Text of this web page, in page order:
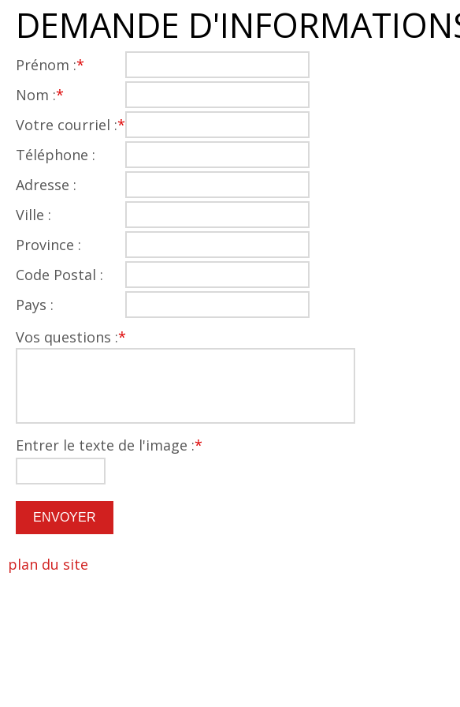
DEMANDE
Prénom :*
Nom :*
Votre courriel :*
Téléphone :
Adresse :
Ville :
Province :
Code Postal :
Pays :
Vos questions :*
Entrer le texte de l'image :*
plan du site